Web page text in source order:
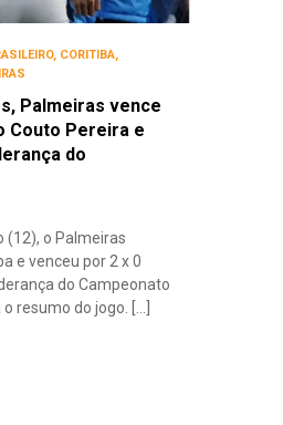
, CORITIBA
Palmeiras vence
Couto Pereira e
do
(12), o Palmeiras
e venceu por 2 x 0
do Campeonato
resumo do jogo. [...]